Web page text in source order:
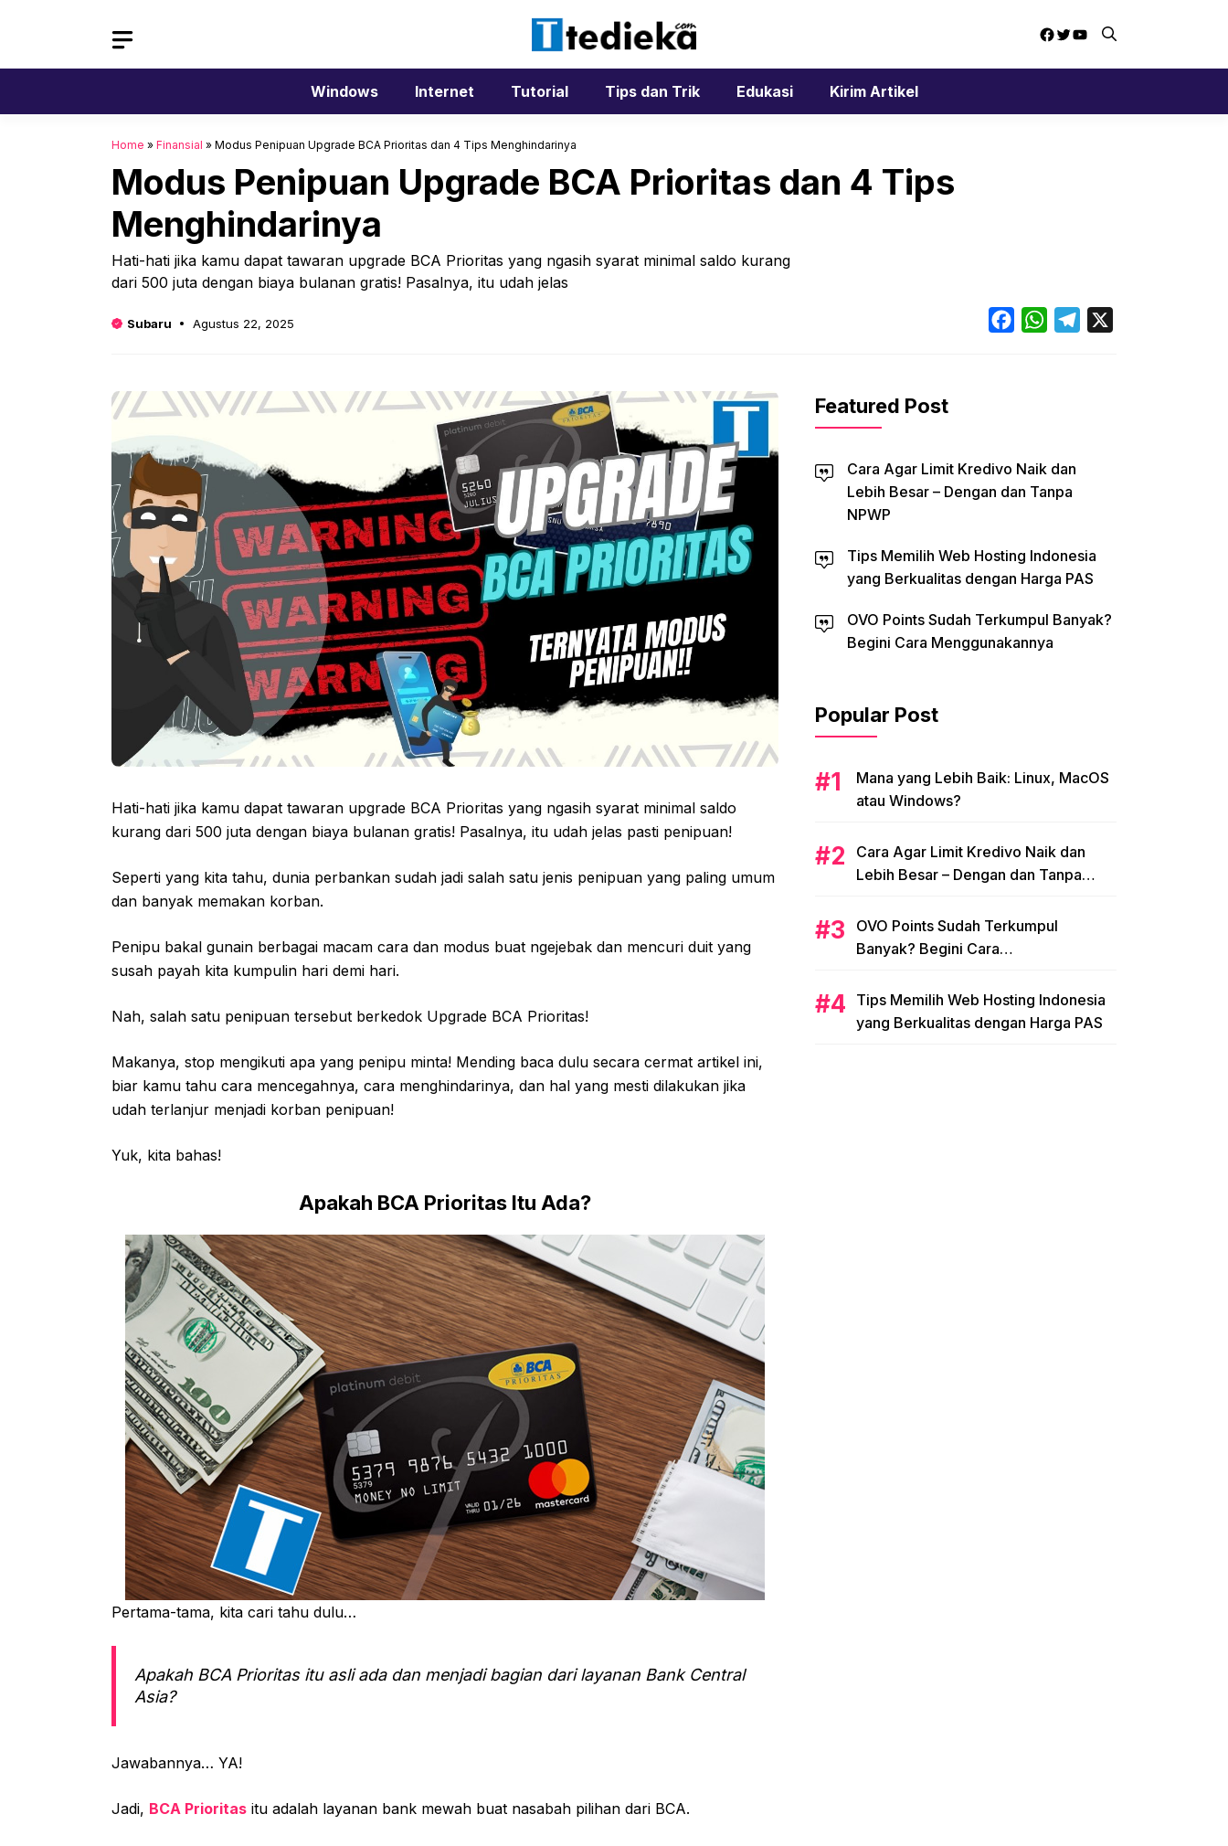
Facebook
Twitter
YouTube
Windows Internet Tutorial Tips dan Trik Edukasi Kirim Artikel
Home » Finansial » Modus Penipuan Upgrade BCA Prioritas dan 4 Tips Menghindarinya
Modus Penipuan Upgrade BCA Prioritas dan 4 Tips
Menghindarinya
Hati-hati jika kamu dapat tawaran upgrade BCA Prioritas yang ngasih syarat minimal saldo kurang
dari 500 juta dengan biaya bulanan gratis! Pasalnya, itu udah jelas
Subaru Agustus 22, 2025 FacebookWhatsAppTelegram
Hati-hati jika kamu dapat tawaran upgrade BCA Prioritas yang ngasih syarat minimal saldo
kurang dari 500 juta dengan biaya bulanan gratis! Pasalnya, itu udah jelas pasti penipuan!
Seperti yang kita tahu, dunia perbankan sudah jadi salah satu jenis penipuan yang paling umum
dan banyak memakan korban.
Penipu bakal gunain berbagai macam cara dan modus buat ngejebak dan mencuri duit yang
susah payah kita kumpulin hari demi hari.
Nah, salah satu penipuan tersebut berkedok Upgrade BCA Prioritas!
Makanya, stop mengikuti apa yang penipu minta! Mending baca dulu secara cermat artikel ini,
biar kamu tahu cara mencegahnya, cara menghindarinya, dan hal yang mesti dilakukan jika
udah terlanjur menjadi korban penipuan!
Yuk, kita bahas!
Apakah BCA Prioritas Itu Ada?
Pertama-tama, kita cari tahu dulu…
Apakah BCA Prioritas itu asli ada dan menjadi bagian dari layanan Bank Central
Asia?
Jawabannya… YA!
Jadi, BCA Prioritas itu adalah layanan bank mewah buat nasabah pilihan dari BCA.
Featured Post
Cara Agar Limit Kredivo Naik dan
Lebih Besar – Dengan dan Tanpa
NPWP
Tips Memilih Web Hosting Indonesia
yang Berkualitas dengan Harga PAS
OVO Points Sudah Terkumpul Banyak?
Begini Cara Menggunakannya
Popular Post
Mana yang Lebih Baik: Linux, MacOS
atau Windows?
Cara Agar Limit Kredivo Naik dan
Lebih Besar – Dengan dan Tanpa
OVO Points Sudah Terkumpul
Banyak? Begini Cara
Tips Memilih Web Hosting Indonesia
yang Berkualitas dengan Harga PAS